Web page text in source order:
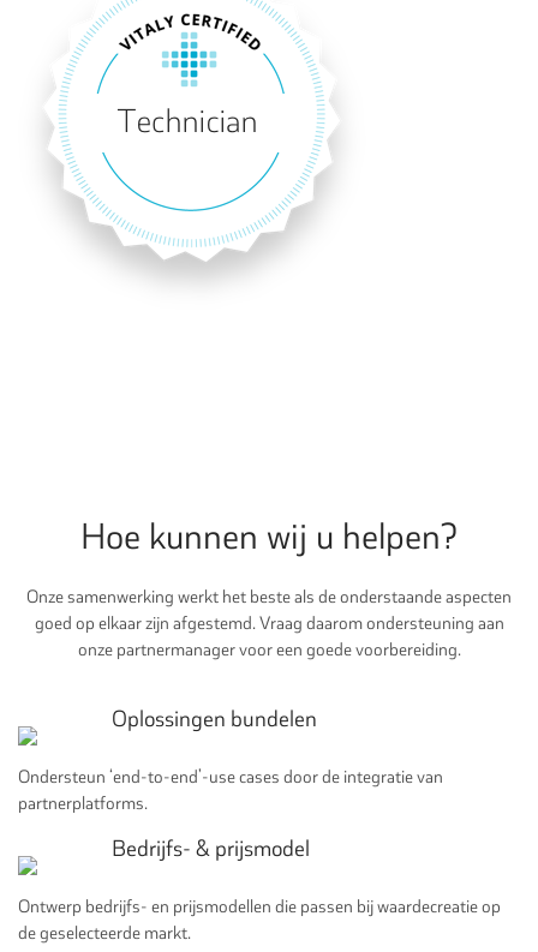
Hoe kunnen wij u helpen?
Onze samenwerking werkt het beste als de onderstaande aspecten
goed op elkaar zijn afgestemd. Vraag daarom ondersteuning aan
onze partnermanager voor een goede voorbereiding.
Oplossingen bundelen
Ondersteun ‘end-to-end’-use cases door de integratie van
partnerplatforms.
Bedrijfs- & prijsmodel
Ontwerp bedrijfs- en prijsmodellen die passen bij waardecreatie op
de geselecteerde markt.